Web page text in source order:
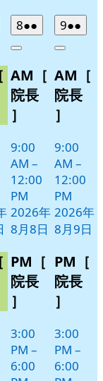
イ
)
82026
年
月
8
日
●●
件
イ
ベ
Close
AM［
院長
］
9:00
AM –
12:00
PM
2026年
8月8日
PM［
院長
］
3:00
PM –
6:00
92026
年
月
9
日
●●
件
イ
ベ
Close
AM［
院長
］
9:00
AM –
12:00
PM
2026年
8月9日
PM［
院長
］
3:00
PM –
6:00